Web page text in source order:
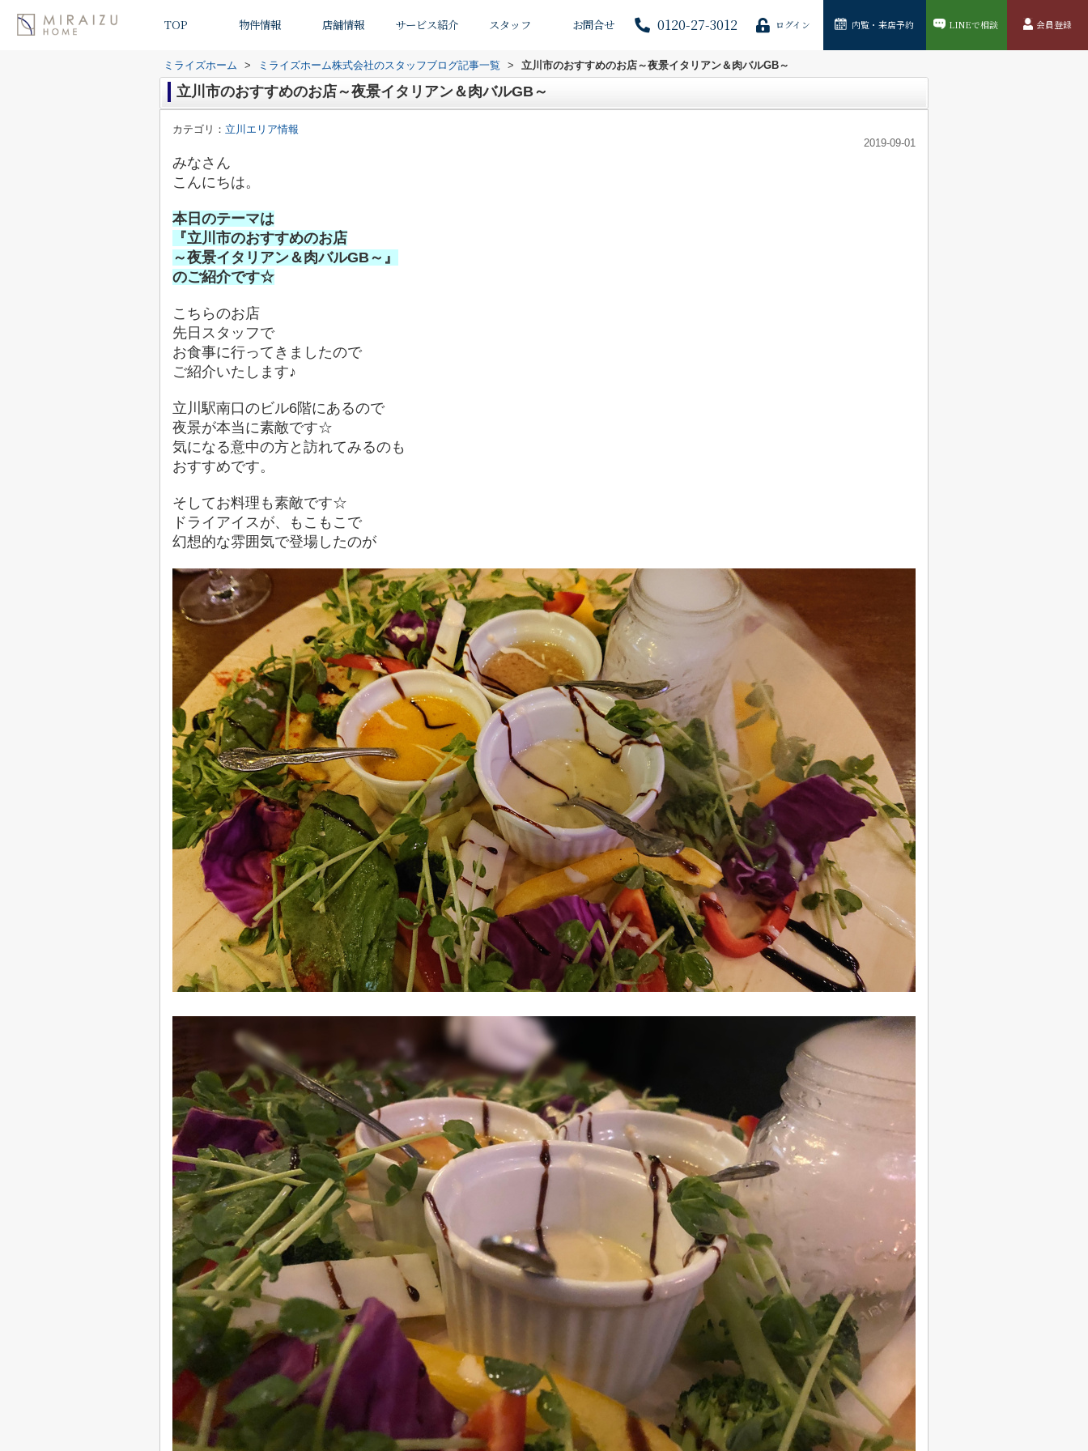
TOP 物件情報 店舗情報 サービス紹介 スタッフ お問合せ 0120-27-3012 ログイン 内覧・来店予約 LINEで相談 会員登録
ミライズホーム > ミライズホーム株式会社のスタッフブログ記事一覧 > 立川市のおすすめのお店～夜景イタリアン＆肉バルGB～
立川市のおすすめのお店～夜景イタリアン＆肉バルGB～
カテゴリ： 立川エリア情報
2019-09-01
みなさん
こんにちは。
本日のテーマは
『立川市のおすすめのお店
～夜景イタリアン＆肉バルGB～』
のご紹介です☆
こちらのお店
先日スタッフで
お食事に行ってきましたので
ご紹介いたします♪
立川駅南口のビル6階にあるので
夜景が本当に素敵です☆
気になる意中の方と訪れてみるのも
おすすめです。
そしてお料理も素敵です☆
ドライアイスが、もこもこで
幻想的な雰囲気で登場したのが